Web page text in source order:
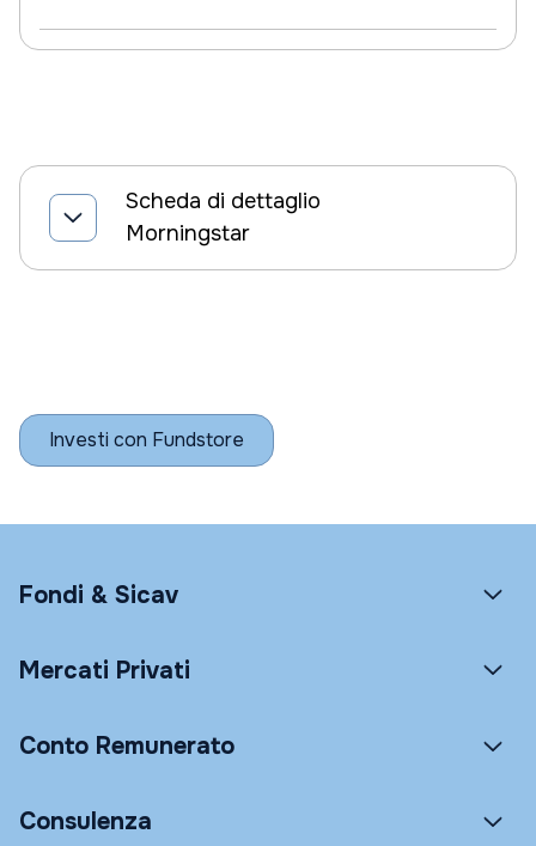
Scheda di dettaglio
Morningstar
Investi con Fundstore
Fondi & Sicav
Mercati Privati
Conto Remunerato
Consulenza